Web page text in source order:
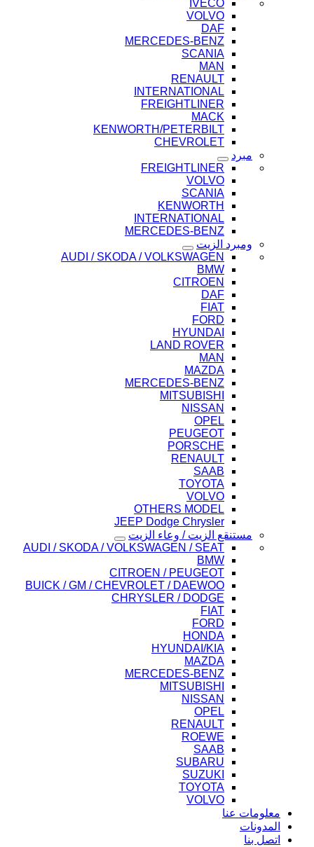
IVECO
VOLVO
DAF
MERCEDES-BENZ
SCANIA
MAN
RENAULT
INTERNATIONAL
FREIGHTLINER
MACK
KENWORTH/PETERBILT
CHEVROLET
مبرد
FREIGHTLINER
VOLVO
SCANIA
KENWORTH
INTERNATIONAL
MERCEDES-BENZ
ومبرد الزيت
AUDI / SKODA / VOLKSWAGEN
BMW
CITROEN
DAF
FIAT
FORD
HYUNDAI
LAND ROVER
MAN
MAZDA
MERCEDES-BENZ
MITSUBISHI
NISSAN
OPEL
PEUGEOT
PORSCHE
RENAULT
SAAB
TOYOTA
VOLVO
OTHERS MODEL
JEEP Dodge Chrysler
مستنقع الزيت / وعاء الزيت
AUDI / SKODA / VOLKSWAGEN / SEAT
BMW
CITROEN / PEUGEOT
BUICK / GM / CHEVROLET / DAEWOO
CHRYSLER / DODGE
FIAT
FORD
HONDA
HYUNDAI/KIA
MAZDA
MERCEDES-BENZ
MITSUBISHI
NISSAN
OPEL
RENAULT
ROEWE
SAAB
SUBARU
SUZUKI
TOYOTA
VOLVO
معلومات عنا
المدونات
اتصل بنا